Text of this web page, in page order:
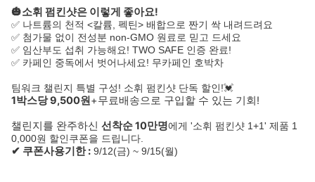
🎃소휘 펌킨샷은 이렇게 좋아요!
✅ 나트륨의 천적 <칼륨, 펙틴> 배합으로 짠기 싹 내려드려요
✅ 첨가물 없이 전성분 non-GMO 원료로 믿고 드세요
✅ 임산부도 섭취 가능해요! TWO SAFE 인증 완료!
✅ 카페인 중독에서 벗어나세요! 무카페인 호박차
팀워크 챌린지 특별 구성! 소휘 펌킨샷 단독 할인!💓
1박스당 9,500원+무료배송으로 구입할 수 있는 기회!
챌린지를 완주하신 선착순 10만명에게 '소휘 펌킨샷 1+1' 제품 1
0,000원 할인쿠폰을 드립니다.
✔ 쿠폰사용기한 : 9/12(금) ~ 9/15(월)